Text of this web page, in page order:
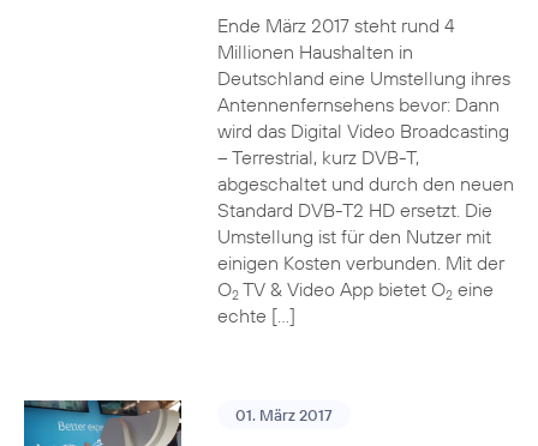
Ende März 2017 steht rund 4
Millionen Haushalten in
Deutschland eine Umstellung ihres
Antennenfernsehens bevor: Dann
wird das Digital Video Broadcasting
– Terrestrial, kurz DVB-T,
abgeschaltet und durch den neuen
Standard DVB-T2 HD ersetzt. Die
Umstellung ist für den Nutzer mit
einigen Kosten verbunden. Mit der
O2TV & Video App bietet O2eine
echte […]
01. März 2017